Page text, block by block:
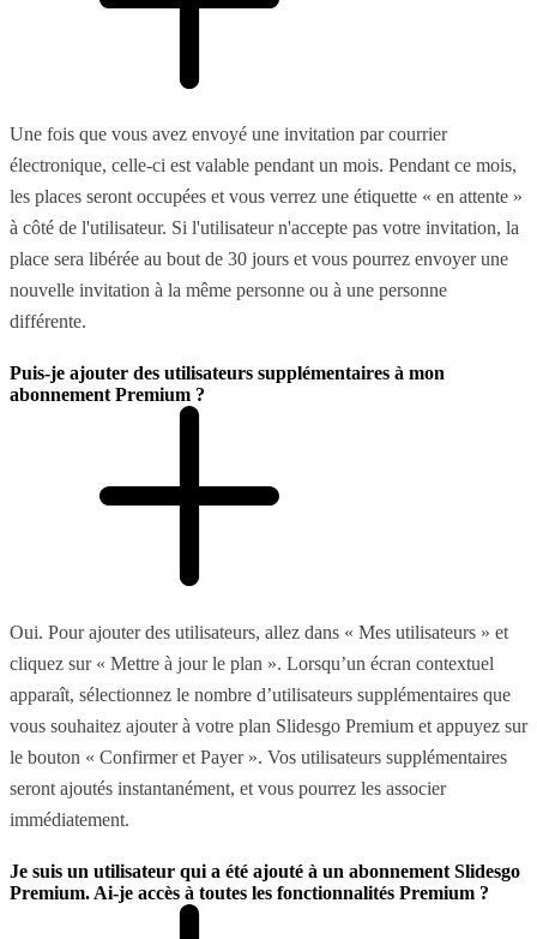
Une fois que vous avez envoyé une invitation par courrier
électronique, celle-ci est valable pendant un mois. Pendant ce mois,
les places seront occupées et vous verrez une étiquette « en attente »
à côté de l'utilisateur. Si l'utilisateur n'accepte pas votre invitation, la
place sera libérée au bout de 30 jours et vous pourrez envoyer une
nouvelle invitation à la même personne ou à une personne
différente.
Puis-je ajouter des utilisateurs supplémentaires à mon
abonnement Premium ?
Oui. Pour ajouter des utilisateurs, allez dans « Mes utilisateurs » et
cliquez sur « Mettre à jour le plan ». Lorsqu’un écran contextuel
apparaît, sélectionnez le nombre d’utilisateurs supplémentaires que
vous souhaitez ajouter à votre plan Slidesgo Premium et appuyez sur
le bouton « Confirmer et Payer ». Vos utilisateurs supplémentaires
seront ajoutés instantanément, et vous pourrez les associer
immédiatement.
Je suis un utilisateur qui a été ajouté à un abonnement Slidesgo
Premium. Ai-je accès à toutes les fonctionnalités Premium ?